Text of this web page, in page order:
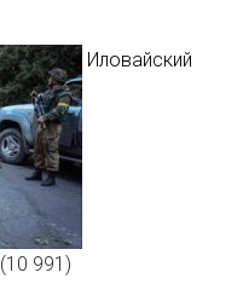
Иловайский
(10 991)